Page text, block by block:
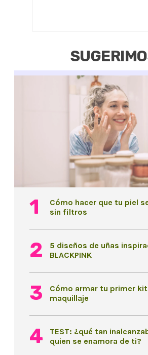
Cómo hacer que tu piel
sin filtros
5 diseños de uñas
BLACKPINK
Cómo armar tu primer
maquillaje
TEST: ¿qué tan
quien se enamora de ti?